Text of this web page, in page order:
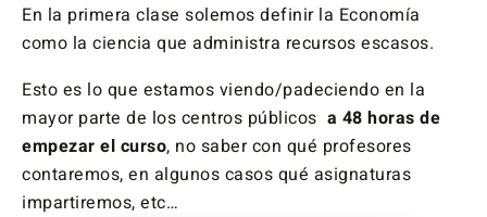
En la primera clase solemos definir la Economía
como la ciencia que administra recursos escasos.
Esto es lo que estamos viendo/padeciendo en la
mayor parte de los centros públicos a 48 horas de
empezar el curso, no saber con qué profesores
contaremos, en algunos casos qué asignaturas
impartiremos, etc…